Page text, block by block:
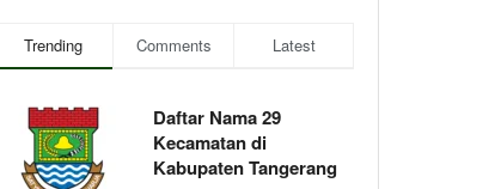
Trending Comments Latest
Daftar Nama 29
Kecamatan di
Kabupaten Tangerang